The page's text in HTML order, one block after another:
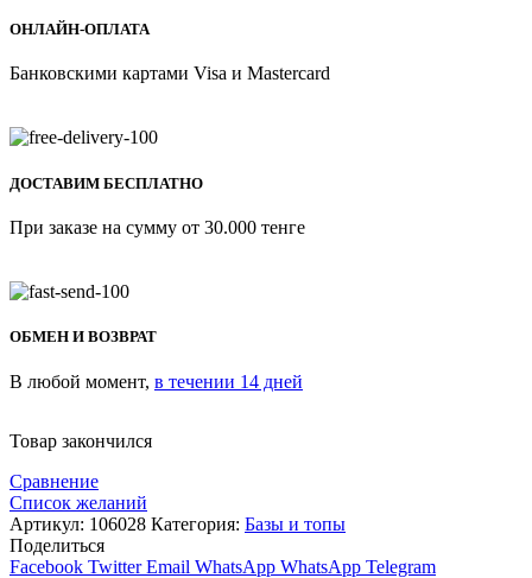
ОНЛАЙН-ОПЛАТА
Банковскими картами Visa и Mastercard
ДОСТАВИМ БЕСПЛАТНО
При заказе на сумму от 30.000 тенге
ОБМЕН И ВОЗВРАТ
В любой момент, в течении 14 дней
Товар закончился
Сравнение
Список желаний
Артикул: 106028 Категория: Базы и топы
Поделиться
Facebook Twitter Email WhatsApp WhatsApp Telegram